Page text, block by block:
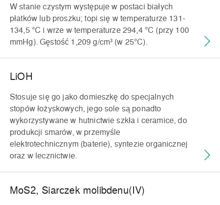
W stanie czystym występuje w postaci białych
płatków lub proszku; topi się w temperaturze 131-
134,5 °C i wrze w temperaturze 294,4 °C (przy 100
mmHg). Gęstość 1,209 g/cm³ (w 25°C).
LiOH
Stosuje się go jako domieszkę do specjalnych
stopów łożyskowych, jego sole są ponadto
wykorzystywane w hutnictwie szkła i ceramice, do
produkcji smarów, w przemyśle
elektrotechnicznym (baterie), syntezie organicznej
oraz w lecznictwie.
MoS2, Siarczek molibdenu(IV)